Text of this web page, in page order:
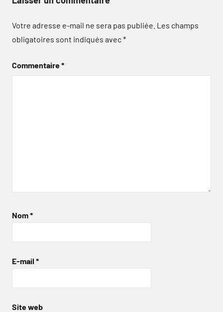
Votre adresse e-mail ne sera pas publiée. Les champs
obligatoires sont indiqués avec*
Commentaire*
Nom*
E-mail *
Site web